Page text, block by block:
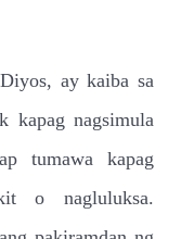
ay kaiba sa
kapag nagsimula
tumawa kapag
o nagluluksa.